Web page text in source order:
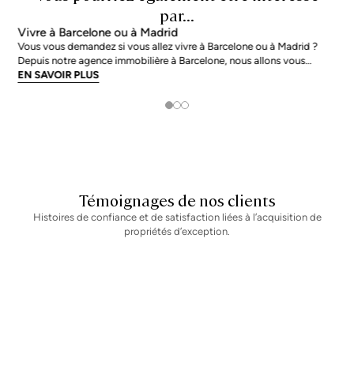
par...
Vivre à Barcelone ou à Madrid
Vous vous demandez si vous allez vivre à Barcelone ou à Madrid ?
Depuis notre agence immobilière à Barcelone, nous allons vous
donner quelques conseils pour que vous puissiez évaluer quelle est
toutes les caractéristiques qui nous
EN SAVOIR PLUS
Témoignages de nos clients
Histoires de confiance et de satisfaction liées à l’acquisition de
propriétés d’exception.